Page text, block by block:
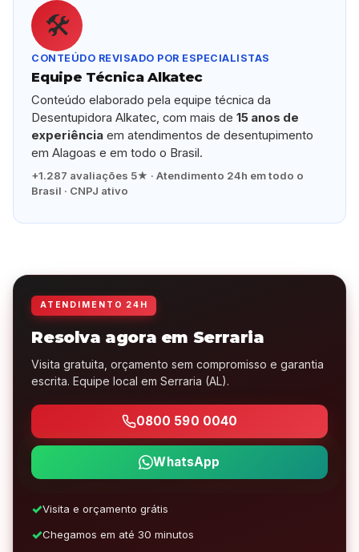
🛠️
CONTEÚDO REVISADO POR ESPECIALISTAS
Equipe Técnica Alkatec
Conteúdo elaborado pela equipe técnica da
Desentupidora Alkatec, com mais de15 anos de
experiência em atendimentos de desentupimento
em Alagoas e em todo o Brasil.
+1.287 avaliações 5★ · Atendimento 24h em todo o
Brasil · CNPJ ativo
ATENDIMENTO 24H
Resolva agora em Serraria
Visita gratuita, orçamento sem compromisso e garantia
escrita. Equipe local em Serraria (AL).
0800 590 0040
WhatsApp
Visita e orçamento grátis
Chegamos em até 30 minutos